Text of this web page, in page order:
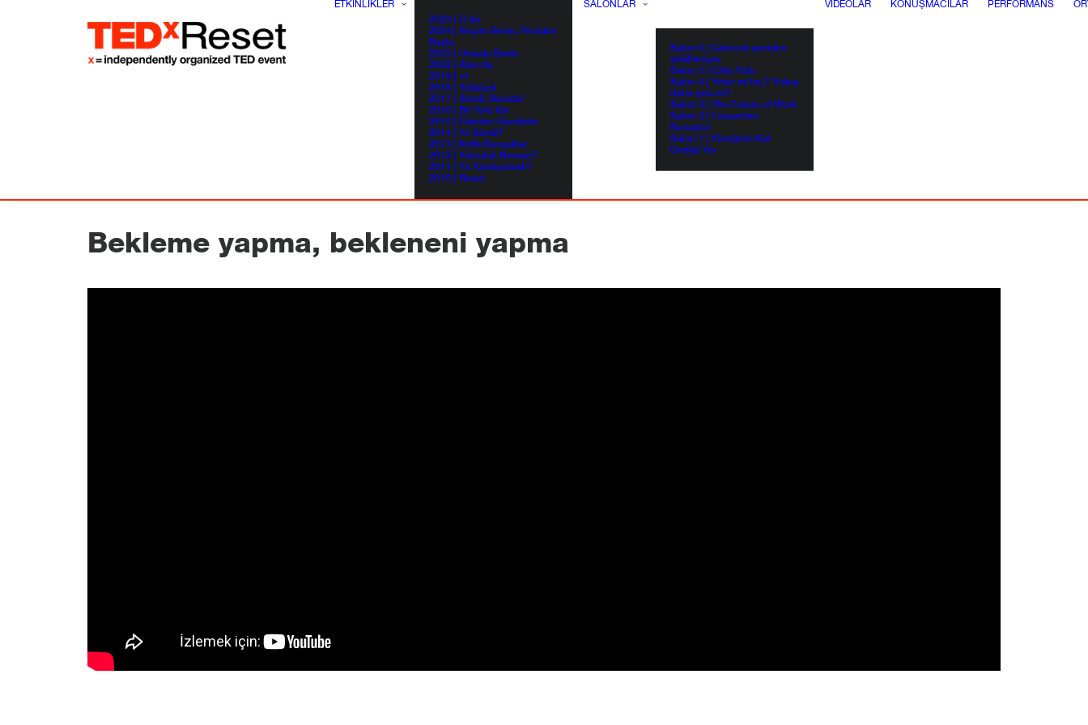
ETKINLIKLER
2025 | O An
2024 | Seçim Senin, Yeniden
Başla.
2023 | Umudu Besle
2022 | Alan Aç
2019 | +1
2018 | Yol(a)çık
2017 | Şimdi, Burada!
2016 | Bir Yolu Var
2015 | Fikirden Harekete
2014 | Ya Şimdi?
2013 | Kritik Kavşaklar
2012 | Yolculuk Nereye?
2011 | Ya Yanılıyorsak?
2010 | Reset
SALONLAR
Salon 6 | Gelecek yeniden
şekilleniyor.
Salon 5 | Çıkış Yolu
Salon 4 | Yeter mi hiç? Yoksa
daha iyisi mi?
Salon 3 | The Future of Work
Salon 2 | Cesaretini
Konuştur
Salon 1 | Yüreğinin Kal
Dediği Yer
VIDEOLAR KONUŞMACILAR PERFORMANS
Bekleme yapma, bekleneni yapma